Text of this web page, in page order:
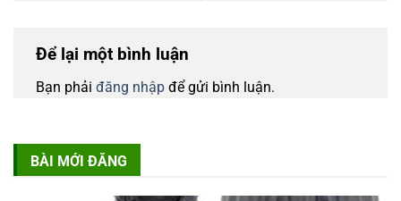
Để lại một bình luận
Bạn phải đăng nhập để gửi bình luận.
BÀI MỚI ĐĂNG